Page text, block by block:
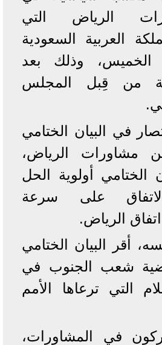
الرياض التي
العربية السعودية
وذلك بعد
من قِبل المجلس
في البيان الختامي
مشاورات الرياض،
الختامي أولوية الحل
على سرعة
الرياض.
أقر البيان الختامي
شعب الجنوب في
التي ترعاها الأمم
في المشاورات،